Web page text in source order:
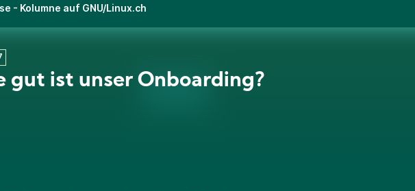
- Kolumne auf GNU/Linux.ch
gut ist unser Onboarding?